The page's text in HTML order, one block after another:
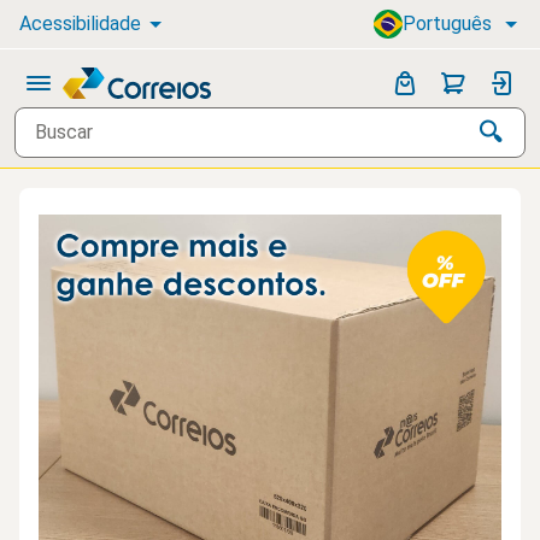
Acessibilidade Português